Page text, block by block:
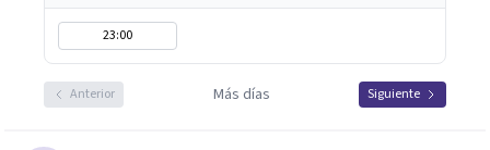
23:00
Anterior Más días Siguiente